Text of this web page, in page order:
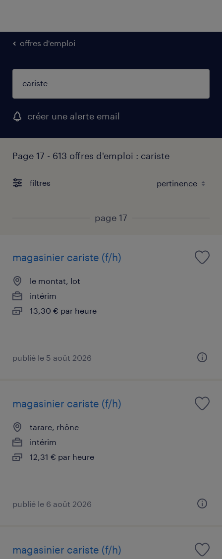
offres d'emploi
créer une alerte email
Page 17 - 613 offres d'emploi : cariste
filtres
page 17
magasinier cariste (f/h)
le montat, lot
intérim
13,30 € par heure
publié le 5 août 2026
magasinier cariste (f/h)
tarare, rhône
intérim
12,31 € par heure
publié le 6 août 2026
magasinier cariste (f/h)